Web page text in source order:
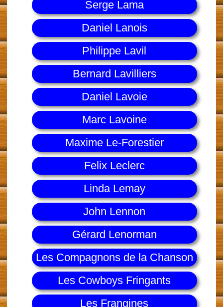
Serge Lama
Daniel Lanois
Philippe Lavil
Bernard Lavilliers
Daniel Lavoie
Marc Lavoine
Maxime Le-Forestier
Felix Leclerc
Linda Lemay
John Lennon
Gérard Lenorman
Les Compagnons de la Chanson
Les Cowboys Fringants
Les Frangines